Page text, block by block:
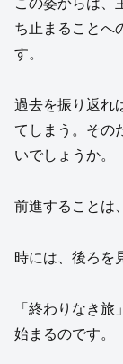
この姿からは、
ち止まることへ
す。
過去を振り返れ
てしまう。その
いでしょうか。
前進することは
時には、後ろを
「終わりなき
始まるのです。